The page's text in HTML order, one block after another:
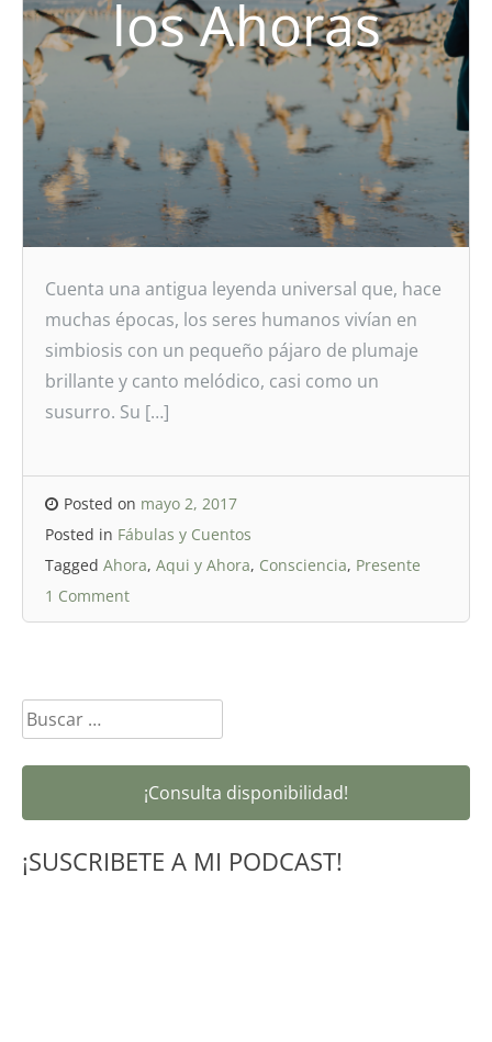
los Ahoras
Cuenta una antigua leyenda universal que, hace
muchas épocas, los seres humanos vivían en
simbiosis con un pequeño pájaro de plumaje
brillante y canto melódico, casi como un
susurro. Su […]
Posted on mayo 2, 2017
Posted in Fábulas y Cuentos
Tagged Ahora, Aqui y Ahora, Consciencia, Presente
1 Comment
Buscar:
¡Consulta disponibilidad!
¡SUSCRIBETE A MI PODCAST!